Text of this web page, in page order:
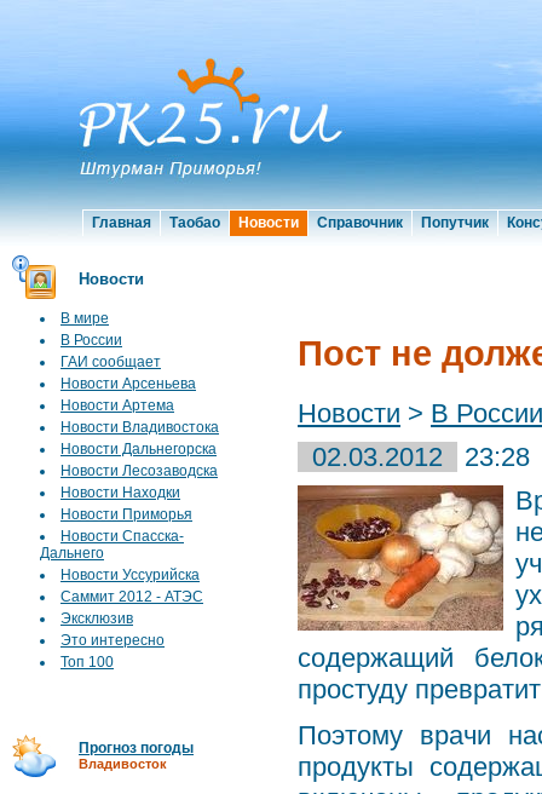
Главная Таобао Новости Справочник Попутчик
Новости
В мире
В России
ГАИ сообщает
Новости Арсеньева
Новости Артема
Новости Владивостока
Новости Дальнегорска
Новости Лесозаводска
Новости Находки
Новости Приморья
Новости Спасска-
Дальнего
Новости Уссурийска
Саммит 2012 - АТЭС
Эксклюзив
Это интересно
Топ 100
Прогноз погоды
Владивосток
Пост не
Новости > В России
02.03.2012
23:28
содержащий
простуду
Поэтому врачи
продукты